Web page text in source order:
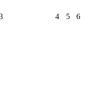
4 5 6